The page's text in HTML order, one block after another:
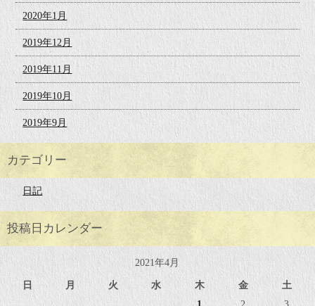
2020年1月
2019年12月
2019年11月
2019年10月
2019年9月
カテゴリー
日記
投稿日カレンダー
2021年4月
日 月 火 水 木 金
土